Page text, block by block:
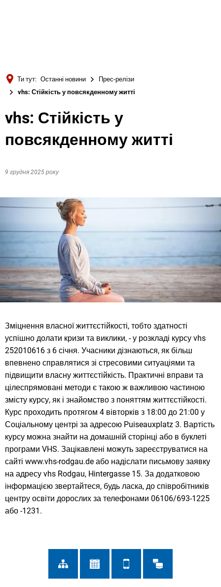
Русский
Deutsch
Ти тут: Останні новини
Прес-релізи
vhs: Стійкість у повсякденному житті
vhs: Стійкість у
повсякденному житті
9 грудня 2025 року
Зміцнення власної життєстійкості, тобто здатності
успішно долати кризи та виклики, - у розкладі курсу vhs
252010616 з 6 січня. Учасники дізнаються, як більш
впевнено справлятися зі стресовими ситуаціями та
підвищити власну життєстійкість. Практичні вправи та
цілеспрямовані методи є такою ж важливою частиною
змісту курсу, як і знайомство з поняттям життєстійкості.
Курс проходить протягом 4 вівторків з 18:00 до 21:00 у
Соціальному центрі за адресою Puiseauxplatz 3. Вартість
курсу можна знайти на домашній сторінці або в буклеті
програми VHS. Зацікавлені можуть зареєструватися на
сайті www.vhs-rodgau.de або надіслати письмову заявку
на адресу vhs Rodgau, Hintergasse 15. За додатковою
інформацією звертайтеся, будь ласка, до співробітників
центру освіти дорослих за телефонами 06106/693-1225
або -1231.